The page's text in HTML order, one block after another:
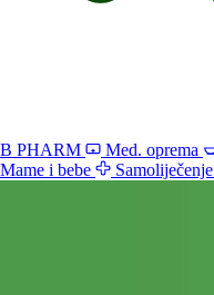
B PHARM Med. oprema
Mame i bebe
Samoliječenje